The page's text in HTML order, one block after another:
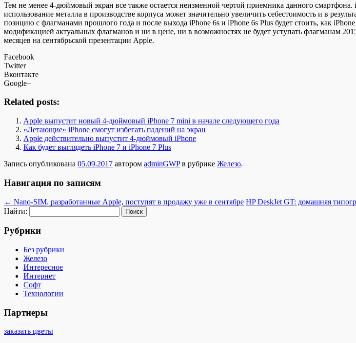
Тем не менее 4-дюймовый экран все также остается неизменной чертой приемника данного
использование металла в производстве корпуса может значительно увеличить себестоимость и в
позицию с флагманами прошлого года и после выхода iPhone 6s и iPhone 6s Plus будет стоить, как
модификацией актуальных флагманов и ни в цене, ни в возможностях не будет уступать флагманам
месяцев на сентябрьской презентации Apple.
Facebook
Twitter
Вконтакте
Google+
Related posts:
Apple выпустит новый 4-дюймовый iPhone 7 mini в начале следующего года
«Летающие» iPhone смогут избегать падений на экран
Apple действительно выпустит 4-дюймовый iPhone
Как будет выглядеть iPhone 7 и iPhone 7 Plus
Запись опубликована 05.09.2017 автором adminGWPв рубрике Железо.
Навигация по записям
← Nano-SIM, разработанные Apple, поступят в продажу уже в сентябре HP DeskJet GT: домашняя
Найти:
Рубрики
Без рубрики
Железо
Интересное
Интернет
Софт
Технологии
Партнеры
заказать цветы